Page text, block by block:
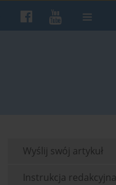
Wyślij swój artykuł
Instrukcja redakcyjna